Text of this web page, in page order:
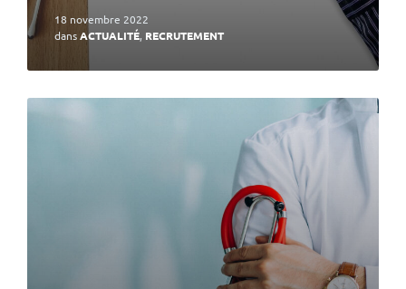
18 novembre 2022
dansACTUALITÉ, RECRUTEMENT
En